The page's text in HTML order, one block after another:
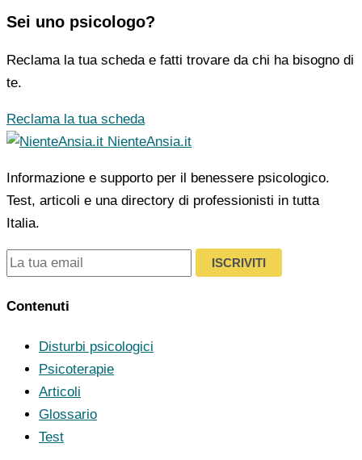
Sei uno psicologo?
Reclama la tua scheda e fatti trovare da chi ha bisogno di
te.
Reclama la tua scheda
NienteAnsia.it
Informazione e supporto per il benessere psicologico.
Test, articoli e una directory di professionisti in tutta
Italia.
ISCRIVITI
Contenuti
Disturbi psicologici
Psicoterapie
Articoli
Glossario
Test